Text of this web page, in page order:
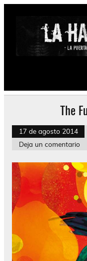
Saltar
Psychedelic,
The
17 de agosto 2014
Deja un comentario